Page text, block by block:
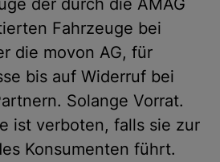
Fahrzeuge bei
die movon AG, für
bis auf Widerruf bei
Solange Vorrat.
ist verboten, falls sie zur
Konsumenten führt.